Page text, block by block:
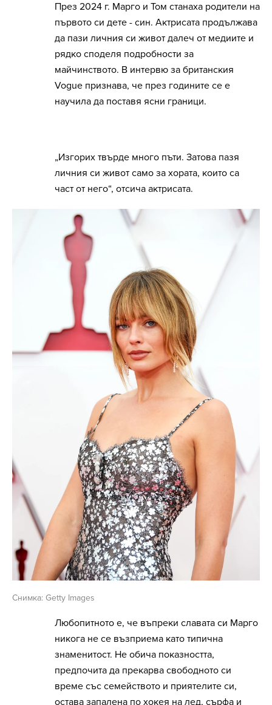
През 2024 г. Марго и Том станаха родители на
първото си дете - син. Актрисата продължава
да пази личния си живот далеч от медиите и
рядко споделя подробности за
майчинството. В интервю за британския
Vogue признава, че през годините се е
научила да поставя ясни граници.
„Изгорих твърде много пъти. Затова пазя
личния си живот само за хората, които са
част от него“, отсича актрисата.
Снимка: Getty Images
Любопитното е, че въпреки славата си Марго
никога не се възприема като типична
знаменитост. Не обича показността,
предпочита да прекарва свободното си
време със семейството и приятелите си,
остава запалена по хокея на лед, сърфа и